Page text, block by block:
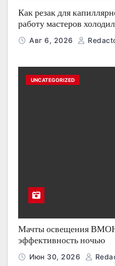
Как резак для
работу мастеров
Авг 6, 2026
UNCATEGORIZED
Мачты освещения
эффективность ночью
Июн 30, 2026